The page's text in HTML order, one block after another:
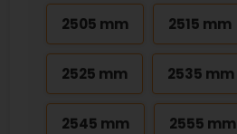
2505 mm 2515 mm
2525 mm 2535 mm
2545 mm 2555 mm